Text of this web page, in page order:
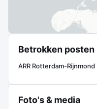
Betrokken posten
ARR Rotterdam-Rijnmond
Foto's & media